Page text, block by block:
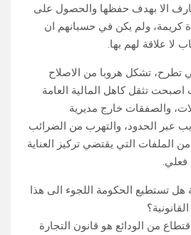
الا بهدف حفظها والحصول على
كريمة، ولم يكن في حسبانهم ان
لا علاقة لهم بها.
تطرح، تشكل هروبا من الاصلاح
تثقل كاهل المالية العامة
والصفقات خارج مديرية
عبر الحدود، والتهرب من الضرائب
من الملفات التي يقتضي تركيز العناية
فعلي.
هل تستطيع الحكومة اللجوء الى هذا
من الودائع هو قانون التجارة